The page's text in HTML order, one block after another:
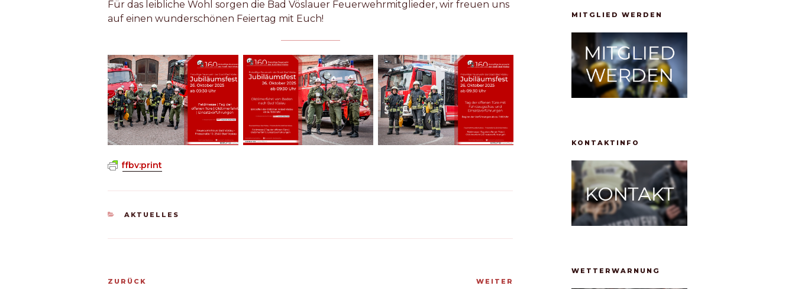
Für das leibliche Wohl sorgen die Bad Vöslauer Feuerwehrmitglieder, wir freuen uns
auf einen wunderschönen Feiertag mit Euch!
ffbv:print
KATEGORIEN
AKTUELLES
Beitragsnavigation
Vorheriger
ZURÜCK WEITER
MITGLIED WERDEN
KONTAKTINFO
WETTERWARNUNG